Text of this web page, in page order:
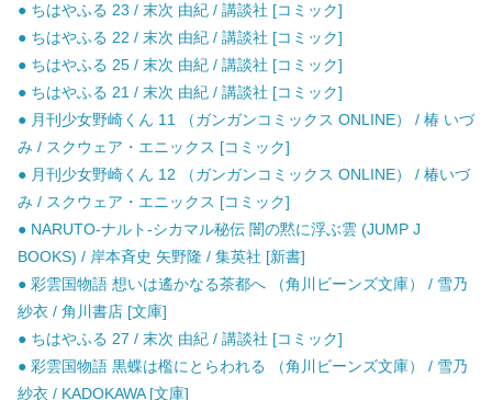
● ちはやふる 23 / 末次 由紀 / 講談社 [コミック]
● ちはやふる 22 / 末次 由紀 / 講談社 [コミック]
● ちはやふる 25 / 末次 由紀 / 講談社 [コミック]
● ちはやふる 21 / 末次 由紀 / 講談社 [コミック]
● 月刊少女野崎くん 11 （ガンガンコミックス ONLINE） / 椿 いづ
み / スクウェア・エニックス [コミック]
● 月刊少女野崎くん 12 （ガンガンコミックス ONLINE） / 椿いづ
み / スクウェア・エニックス [コミック]
● NARUTO-ナルト-シカマル秘伝 闇の黙に浮ぶ雲 (JUMP J
BOOKS) / 岸本斉史 矢野隆 / 集英社 [新書]
● 彩雲国物語 想いは遙かなる茶都へ （角川ビーンズ文庫） / 雪乃
紗衣 / 角川書店 [文庫]
● ちはやふる 27 / 末次 由紀 / 講談社 [コミック]
● 彩雲国物語 黒蝶は檻にとらわれる （角川ビーンズ文庫） / 雪乃
紗衣 / KADOKAWA [文庫]